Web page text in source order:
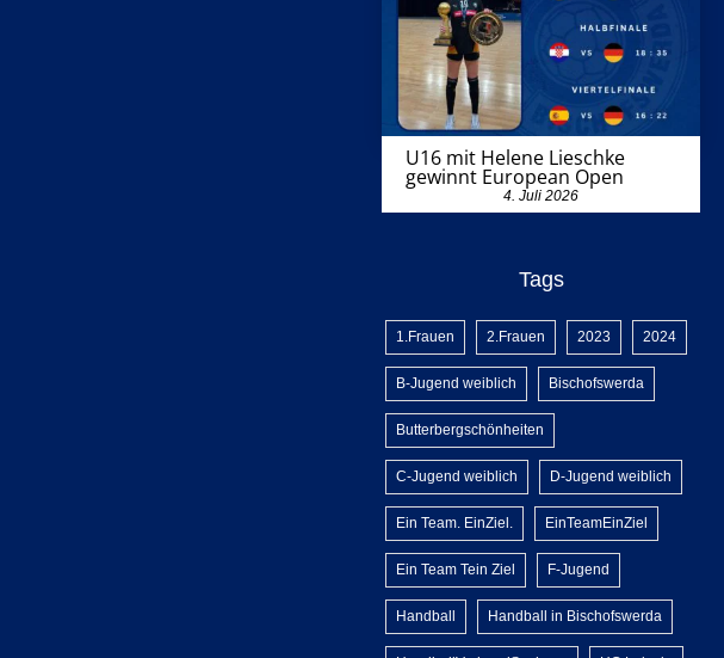
U16 mit Helene Lieschke
gewinnt European Open
4. Juli 2026
Tags
1.Frauen 2.Frauen 2023 2024
B-Jugend weiblich Bischofswerda
Butterbergschönheiten
C-Jugend weiblich D-Jugend weiblich
Ein Team. EinZiel. EinTeamEinZiel
Ein Team Tein Ziel F-Jugend
Handball Handball in Bischofswerda